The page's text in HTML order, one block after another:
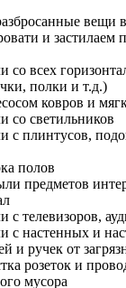
вещи
и застилаем
со всех
полки и т.д.)
ковров и
со светильников
с плинтусов,
полов
предметов
с телевизоров,
с настенных и
и ручек от
розеток и
мусора